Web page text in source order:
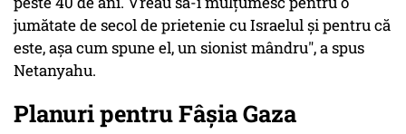
jumătate de secol de prietenie cu Israelul și pentru că
este, așa cum spune el, un sionist mândru", a spus
Netanyahu.
Planuri pentru Fâșia Gaza